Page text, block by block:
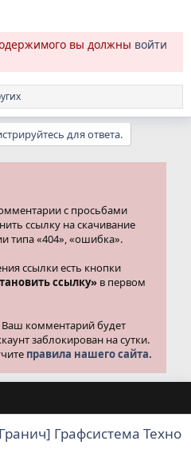
вы должны войти
для ответа.
с просьбами
ссылку на скачивание
типа «404», «ошибка».
ссылки есть кнопки
ссылку» в первом
комментарий будет
заблокирован на сутки.
правила нашего сайта.
Графсистема Техно